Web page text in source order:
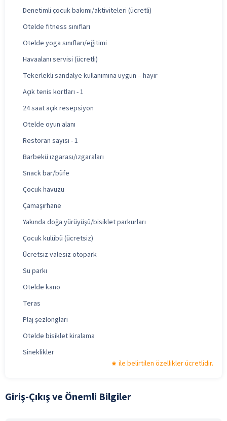
Denetimli çocuk bakımı/aktiviteleri (ücretli)
Otelde fitness sınıfları
Otelde yoga sınıfları/eğitimi
Havaalanı servisi (ücretli)
Tekerlekli sandalye kullanımına uygun – hayır
Açık tenis kortları - 1
24 saat açık resepsiyon
Otelde oyun alanı
Restoran sayısı - 1
Barbekü ızgarası/ızgaraları
Snack bar/büfe
Çocuk havuzu
Çamaşırhane
Yakında doğa yürüyüşü/bisiklet parkurları
Çocuk kulübü (ücretsiz)
Ücretsiz valesiz otopark
Su parkı
Otelde kano
Teras
Plaj şezlongları
Otelde bisiklet kiralama
Sineklikler
ile belirtilen özellikler ücretlidir.
Giriş-Çıkış ve Önemli Bilgiler